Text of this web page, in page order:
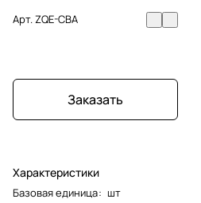
Арт.ZQE-CBA
Заказать
Характеристики
Базовая единица: шт